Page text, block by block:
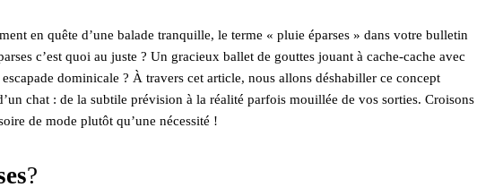
en quête d’une balade tranquille, le terme « pluie éparses » dans votre bulletin
c’est quoi au juste ? Un gracieux ballet de gouttes jouant à cache-cache avec
dominicale ? À travers cet article, nous allons déshabiller ce concept
chat : de la subtile prévision à la réalité parfois mouillée de vos sorties. Croisons
de mode plutôt qu’une nécessité !
?